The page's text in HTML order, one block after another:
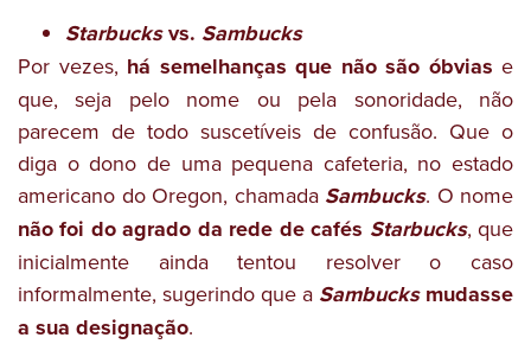
Starbucksvs. Sambucks
Por vezes, há semelhanças que não são óbvias e
que, seja pelo nome ou pela sonoridade, não
parecem de todo suscetíveis de confusão. Que o
diga o dono de uma pequena cafeteria, no estado
americano do Oregon, chamada Sambucks. O nome
não foi do agrado da rede de cafés Starbucks, que
inicialmente ainda tentou resolver o caso
informalmente, sugerindo que a Sambucksmudasse
a sua designação.